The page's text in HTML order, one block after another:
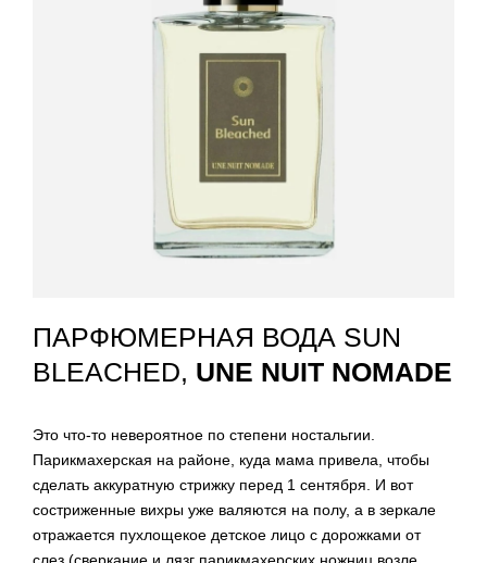
ПАРФЮМЕРНАЯ ВОДА SUN
BLEACHED, UNE NUIT NOMADE
Это что-то невероятное по степени ностальгии.
Парикмахерская на районе, куда мама привела, чтобы
сделать аккуратную стрижку перед 1 сентября. И вот
состриженные вихры уже валяются на полу, а в зеркале
отражается пухлощекое детское лицо с дорожками от